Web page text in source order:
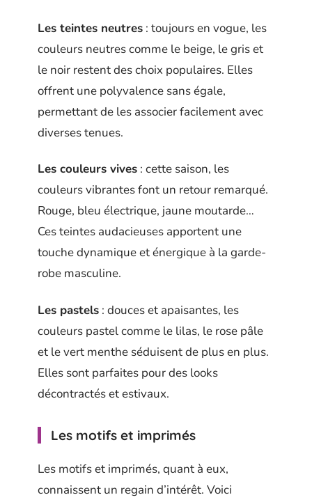
Les teintes neutres : toujours en vogue, les
couleurs neutres comme le beige, le gris et
le noir restent des choix populaires. Elles
offrent une polyvalence sans égale,
permettant de les associer facilement avec
diverses tenues.
Les couleurs vives : cette saison, les
couleurs vibrantes font un retour remarqué.
Rouge, bleu électrique, jaune moutarde…
Ces teintes audacieuses apportent une
touche dynamique et énergique à la garde-
robe masculine.
Les pastels : douces et apaisantes, les
couleurs pastel comme le lilas, le rose pâle
et le vert menthe séduisent de plus en plus.
Elles sont parfaites pour des looks
décontractés et estivaux.
Les motifs et imprimés
Les motifs et imprimés, quant à eux,
connaissent un regain d’intérêt. Voici